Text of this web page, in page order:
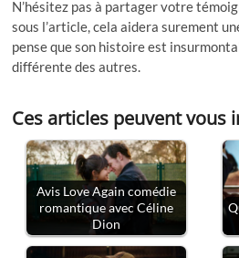
N’hésitez pas à partager votre
sous l’article, cela aidera surement
pense que son histoire est
différente des autres.
Ces articles peuvent vous
Avis Love Again comédie
romantique avec Céline
Dion